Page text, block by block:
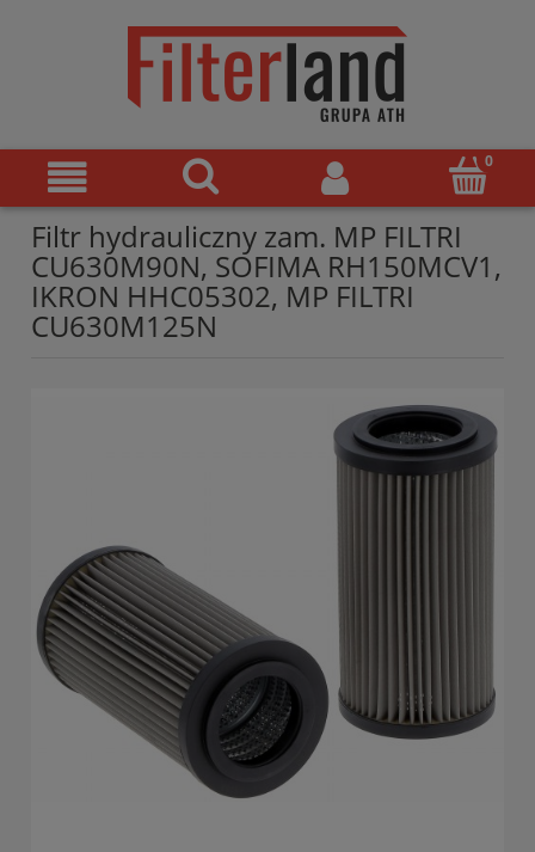
Filtr hydrauliczny zam. MP FILTRI
CU630M90N, SOFIMA RH150MCV1,
IKRON HHC05302, MP FILTRI
CU630M125N